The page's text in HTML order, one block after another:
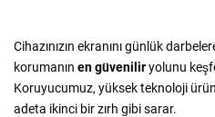
Cihazınızın ekranını günlük
korumanın en güveniliryolunu
Koruyucumuz, yüksek teknoloji ürünü
adeta ikinci bir zırh gibi sarar.